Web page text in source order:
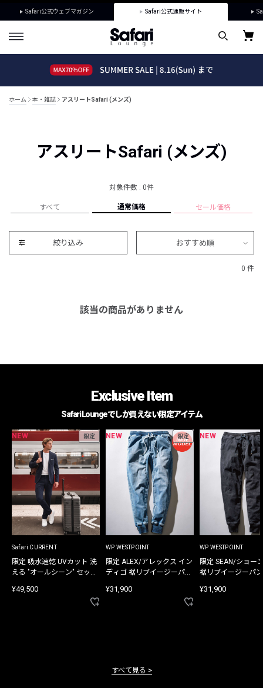
Safari公式ウェブマガジン Safari公式通販サイト
ホーム 本・雑誌 アスリートSafari (メンズ)
アスリートSafari (メンズ)
対象件数 : 0件
すべて 通常価格 セール価格
絞り込み おすすめ順
0 件
該当の商品がありません
Exclusive Item
Safari Loungeでしか買えない限定アイテム
NEW 限定
Safari CURRENT
限定 吸水速乾 UVカット 洗
える "オールシーン" セット
¥49,500
NEW 限定
WP WESTPOINT
限定 ALEX/アレックス イン
ディゴ 裾リブイージーパン
¥31,900
NEW
WP WESTPOINT
限定 SEAN/ショー
裾リブイージーパ
¥31,900
すべて見る